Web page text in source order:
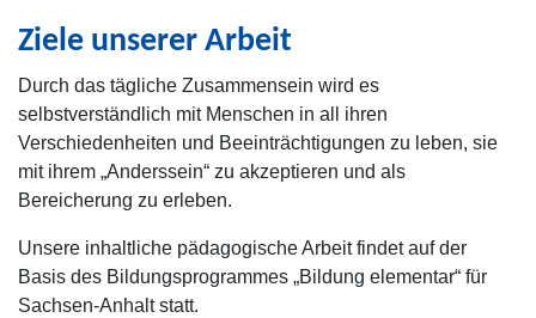
Ziele unserer Arbeit
Durch das tägliche Zusammensein wird es
selbstverständlich mit Menschen in all ihren
Verschiedenheiten und Beeinträchtigungen zu leben, sie
mit ihrem „Anderssein“ zu akzeptieren und als
Bereicherung zu erleben.
Unsere inhaltliche pädagogische Arbeit findet auf der
Basis des Bildungsprogrammes „Bildung elementar“ für
Sachsen-Anhalt statt.